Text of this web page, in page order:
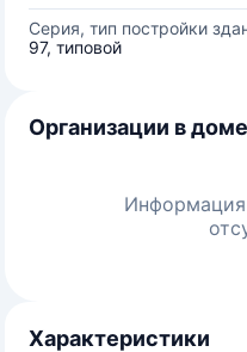
Серия, тип постройки
97, типовой
Организации в доме
Информация
Характеристики